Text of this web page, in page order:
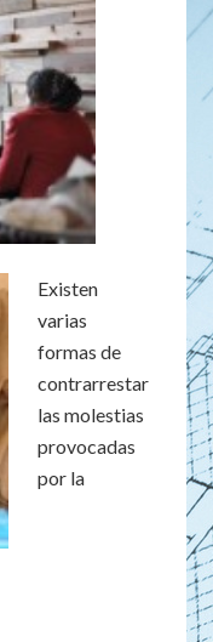
Existen
varias
formas de
contrarrestar
las molestias
provocadas
por la